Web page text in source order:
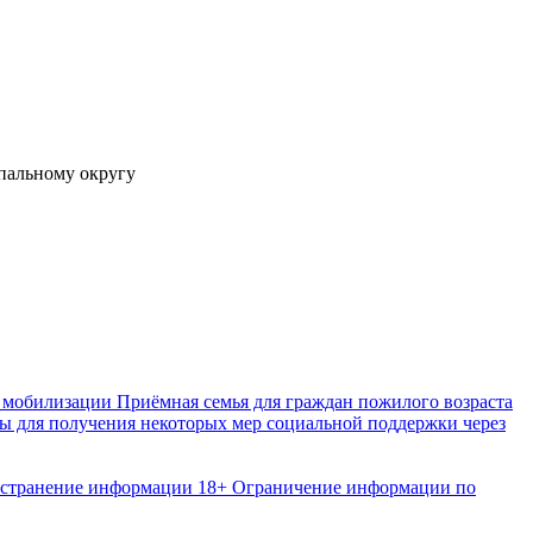
Приёмная семья для граждан пожилого возраста
для получения некоторых мер социальной поддержки через
информации 18+ Ограничение информации по